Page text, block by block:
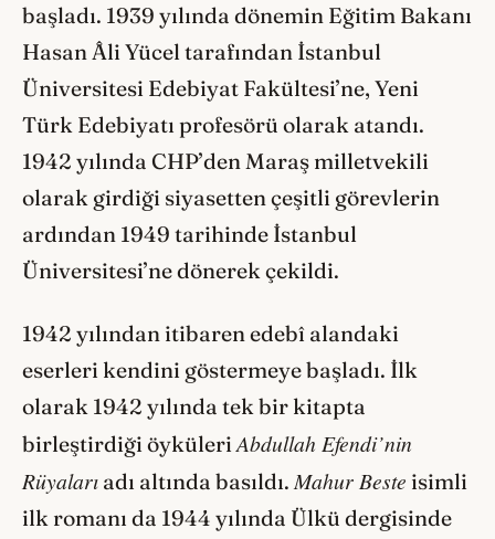
başladı. 1939 yılında dönemin Eğitim Bakanı
Hasan Âli Yücel tarafından İstanbul
Üniversitesi Edebiyat Fakültesi’ne, Yeni
Türk Edebiyatı profesörü olarak atandı.
1942 yılında CHP’den Maraş milletvekili
olarak girdiği siyasetten çeşitli görevlerin
ardından 1949 tarihinde İstanbul
Üniversitesi’ne dönerek çekildi.
1942 yılından itibaren edebî alandaki
eserleri kendini göstermeye başladı. İlk
olarak 1942 yılında tek bir kitapta
birleştirdiği öyküleriAbdullah Efendi’nin
Rüyaları adı altında basıldı.Mahur Beste isimli
ilk romanı da 1944 yılında Ülkü dergisinde